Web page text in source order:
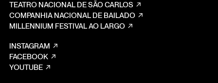
TEATRO NACIONAL DE SÃO CARLOS
COMPANHIA NACIONAL DE BAILADO
MILLENNIUM FESTIVAL AO LARGO
INSTAGRAM
FACEBOOK
YOUTUBE